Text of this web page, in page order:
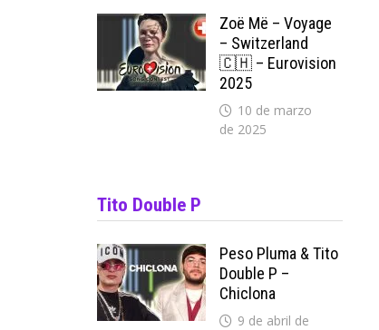
Zoë Më – Voyage
– Switzerland
🇨🇭 – Eurovision
2025
10 de marzo
de 2025
Tito Double P
Peso Pluma & Tito
Double P –
Chiclona
9 de abril de